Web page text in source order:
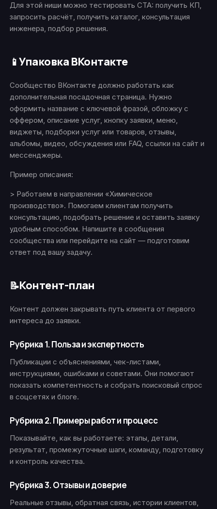
Для этой ниши можно тестировать CTA: получить КП,
запросить расчёт, получить каталог, консультация
инженера, подбор решения.
📱Упаковка ВКонтакте
Сообщество ВКонтакте должно работать как
дополнительная посадочная страница. Нужно
оформить название с ключевой фразой, обложку с
оффером, описание услуг, кнопку заявки, меню,
виджеты, подборки услуг или товаров, отзывы,
альбомы, видео, обсуждения или FAQ, ссылки на сайт и
мессенджеры.
Пример описания:
> Работаем в направлении «Химическое
производство». Помогаем клиентам получить
консультацию, подобрать решение и оставить заявку
удобным способом. Напишите в сообщения
сообщества или перейдите на сайт — подготовим
ответ под вашу задачу.
📝Контент-план
Контент должен закрывать путь клиента от первого
интереса до заявки.
Рубрика 1. Польза и экспертность
Публикации с объяснениями, чек-листами,
инструкциями, ошибками и советами. Они помогают
показать компетентность и собрать поисковый спрос
в соцсетях и блоге.
Рубрика 2. Примеры работ и процесс
Показывайте, как вы работаете: этапы, детали,
результат, промежуточные шаги, команду, подготовку
и контроль качества.
Рубрика 3. Отзывы и доверие
Реальные отзывы, обратная связь, истории клиентов,